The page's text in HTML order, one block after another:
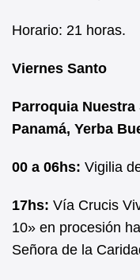
Horario: 21 horas.
Viernes Santo
Parroquia Nuestra
Panamá, Yerba
00 a 06hs: Vigilia
17hs: Vía Crucis
10» en procesión
Señora de la